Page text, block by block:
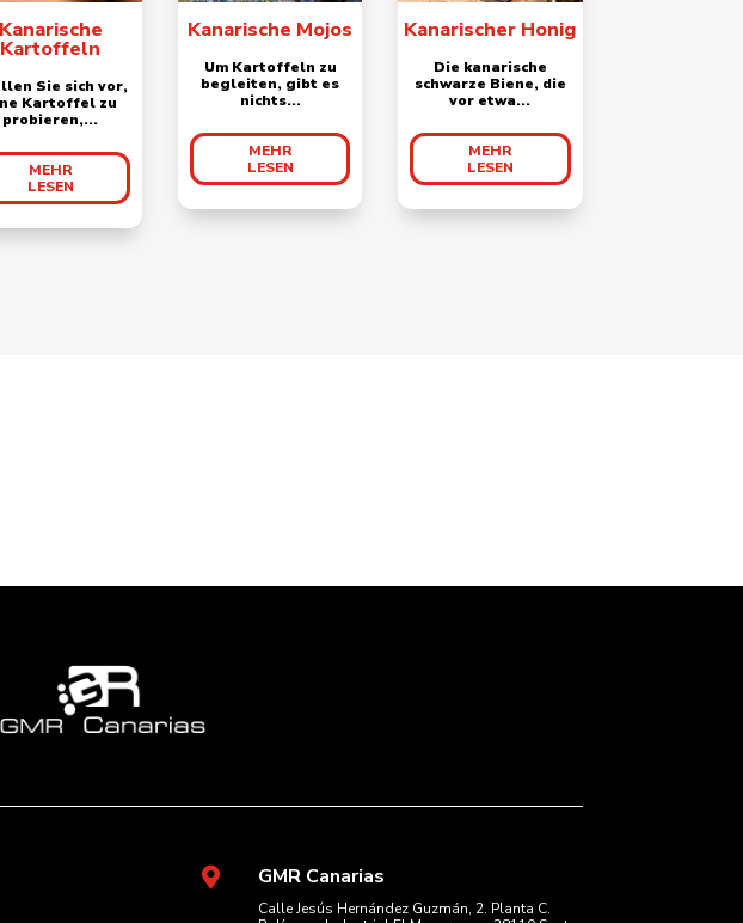
Kanarische
Kartoffeln
Sie sich vor,
Kartoffel zu
probieren,...
MEHR
LESEN
Kanarische Mojos
Um Kartoffeln zu
begleiten, gibt es
nichts...
MEHR
LESEN
Kanarischer Honig
Die kanarische
schwarze Biene, die
vor etwa...
MEHR
LESEN
 GMR Canarias
Calle Jesús Hernández Guzmán, 2. Planta C.